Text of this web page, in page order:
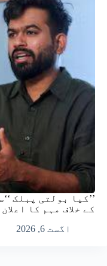
’’کیا بولتی پبلک
کے خلاف مہم کا اعلان
اگست 6, 2026